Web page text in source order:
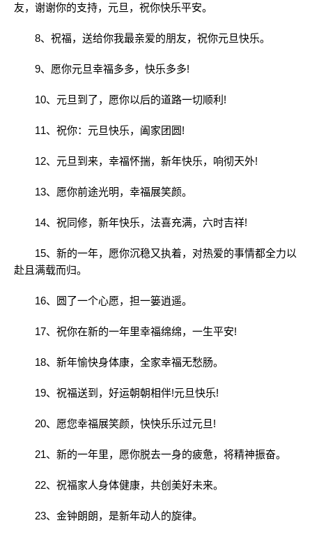
友，谢谢你的支持，元旦，祝你快乐平安。
8、祝福，送给你我最亲爱的朋友，祝你元旦快乐。
9、愿你元旦幸福多多，快乐多多!
10、元旦到了，愿你以后的道路一切顺利!
11、祝你：元旦快乐，阖家团圆!
12、元旦到来，幸福怀揣，新年快乐，响彻天外!
13、愿你前途光明，幸福展笑颜。
14、祝同修，新年快乐，法喜充满，六时吉祥!
15、新的一年，愿你沉稳又执着，对热爱的事情都全力以
赴且满载而归。
16、圆了一个心愿，担一篓逍遥。
17、祝你在新的一年里幸福绵绵，一生平安!
18、新年愉快身体康，全家幸福无愁肠。
19、祝福送到，好运朝朝相伴!元旦快乐!
20、愿您幸福展笑颜，快快乐乐过元旦!
21、新的一年里，愿你脱去一身的疲惫，将精神振奋。
22、祝福家人身体健康，共创美好未来。
23、金钟朗朗，是新年动人的旋律。